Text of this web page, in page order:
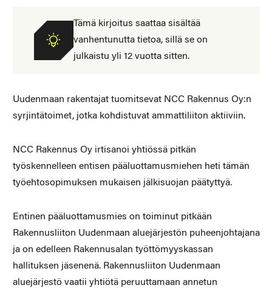
Tämä kirjoitus saattaa sisältää
vanhentunutta tietoa, sillä se on
julkaistu yli 12 vuotta sitten.
Uudenmaan rakentajat tuomitsevat NCC Rakennus Oy:n
syrjintätoimet, jotka kohdistuvat ammattiliiton aktiiviin.
NCC Rakennus Oy irtisanoi yhtiössä pitkän
työskennelleen entisen pääluottamusmiehen heti tämän
työehtosopimuksen mukaisen jälkisuojan päätyttyä.
Entinen pääluottamusmies on toiminut pitkään
Rakennusliiton Uudenmaan aluejärjestön puheenjohtajana
ja on edelleen Rakennusalan työttömyyskassan
hallituksen jäsenenä. Rakennusliiton Uudenmaan
aluejärjestö vaatii yhtiötä peruuttamaan annetun